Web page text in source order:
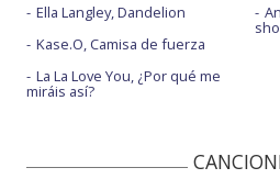
Ella Langley, Dandelion
Kase.O, Camisa de fuerza
La La Love You, ¿Por qué me
miráis así?